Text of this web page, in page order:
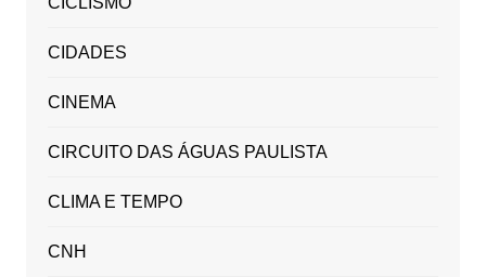
CIDADES
CINEMA
CIRCUITO DAS ÁGUAS PAULISTA
CLIMA E TEMPO
CNH